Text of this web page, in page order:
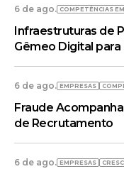
6 de ago. COMPETÊNCIAS
Infraestruturas de
Gêmeo Digital
6 de ago. EMPRESAS
Fraude
de Recrutamento
6 de ago. EMPRESAS